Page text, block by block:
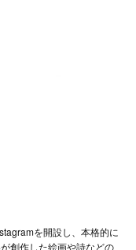
を開設し、本格的に
創作した絵画や詩などの